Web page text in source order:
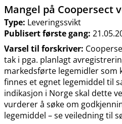
Mangel på Coopersect
Type: Leveringssvikt
Publisert første gang:
Varsel til forskriver:
tak i pga. planlagt
markedsførte legemidler som
finnes et egnet legemiddel til
indikasjon i Norge skal dette
vurderer å søke om
legemiddel – se veiledning til